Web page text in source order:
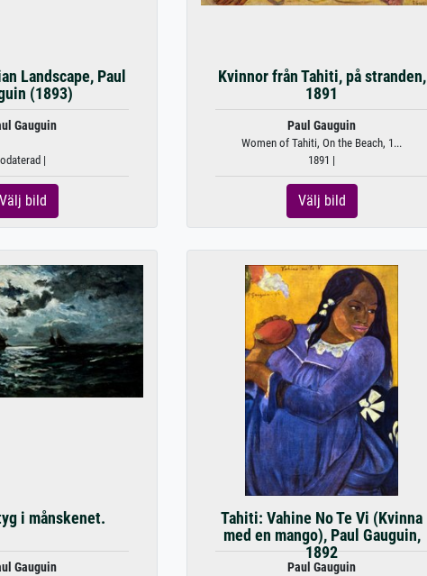
Landscape, Paul
(1893)
Gauguin
odaterad |
Välj bild
Kvinnor från Tahiti, på stranden,
1891
Paul Gauguin
Women of Tahiti, On the Beach, 1...
1891 |
Välj bild
i månskenet.
Gauguin
Tahiti: Vahine No Te Vi (Kvinna
med en mango), Paul Gauguin,
1892
Paul Gauguin